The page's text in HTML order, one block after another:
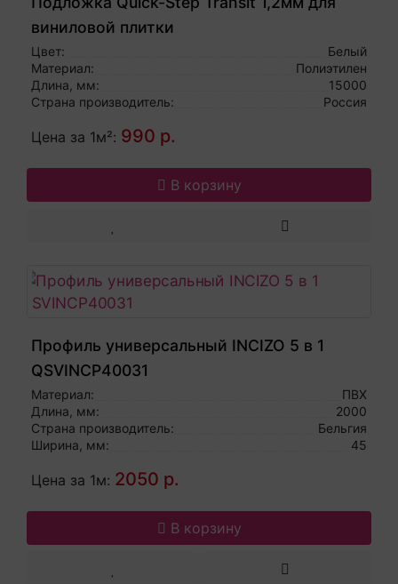
виниловой плитки
Цвет:
Белый
Материал:
Полиэтилен
Длина, мм:
15000
Страна производитель:
Россия
Цена за 1м²: 990 р.
В корзину
Профиль универсальный INCIZO 5 в 1
QSVINCP40031
Материал:
ПВХ
Длина, мм:
2000
Страна производитель:
Бельгия
Ширина, мм:
45
Цена за 1м: 2050 р.
В корзину